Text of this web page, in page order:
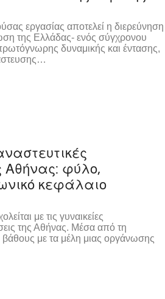
εργασίας αποτελεί η διερεύνηση
της Ελλάδας- ενός σύγχρονου
δυναμικής και έντασης,
Αθήνας: φύλο,
κεφάλαιο
με τις γυναικείες
της Αθήνας. Μέσα από τη
με τα μέλη μιας οργάνωσης